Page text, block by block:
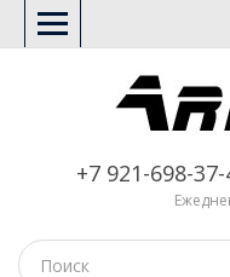
+7 921-698-